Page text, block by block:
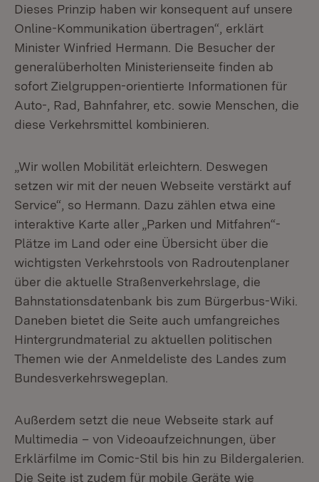
Dieses Prinzip haben wir konsequent auf unsere
Online-Kommunikation übertragen“, erklärt
Minister Winfried Hermann. Die Besucher der
generalüberholten Ministerienseite finden ab
sofort Zielgruppen-orientierte Informationen für
Auto-, Rad, Bahnfahrer, etc. sowie Menschen, die
diese Verkehrsmittel kombinieren.
„Wir wollen Mobilität erleichtern. Deswegen
setzen wir mit der neuen Webseite verstärkt auf
Service“, so Hermann. Dazu zählen etwa eine
interaktive Karte aller „Parken und Mitfahren“-
Plätze im Land oder eine Übersicht über die
wichtigsten Verkehrstools von Radroutenplaner
über die aktuelle Straßenverkehrslage, die
Bahnstationsdatenbank bis zum Bürgerbus-Wiki.
Daneben bietet die Seite auch umfangreiches
Hintergrundmaterial zu aktuellen politischen
Themen wie der Anmeldeliste des Landes zum
Bundesverkehrswegeplan.
Außerdem setzt die neue Webseite stark auf
Multimedia – von Videoaufzeichnungen, über
Erklärfilme im Comic-Stil bis hin zu Bildergalerien.
Die Seite ist zudem für mobile Geräte wie